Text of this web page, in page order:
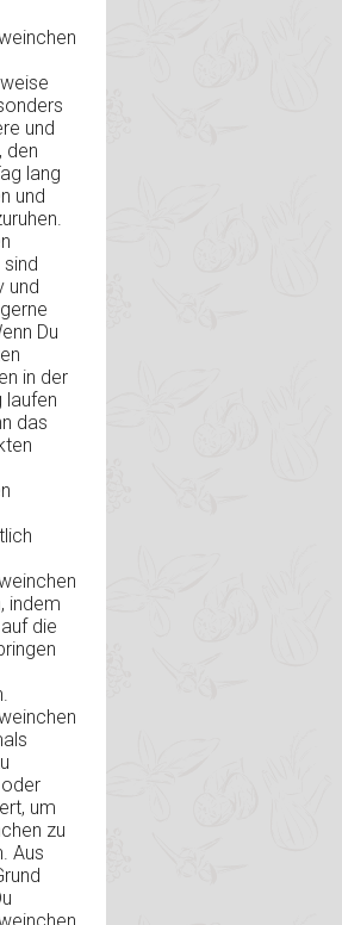
und
den
lang
und
und
Du
in der
laufen
das
indem
die
um
zu
Aus